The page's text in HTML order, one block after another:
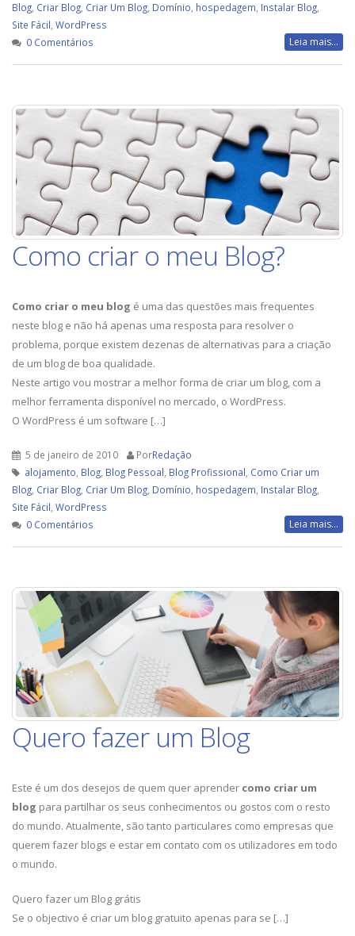
Blog, Criar Blog, Criar Um Blog, Domínio, hospedagem, Instalar Blog,
Site Fácil, WordPress
0 Comentários
Leia mais...
Como criar o meu Blog?
Como criar o meu blog é uma das questões mais frequentes
neste blog e não há apenas uma resposta para resolver o
problema, porque existem dezenas de alternativas para a criação
de um blog de boa qualidade.
Neste artigo vou mostrar a melhor forma de criar um blog, com a
melhor ferramenta disponível no mercado, o WordPress.
O WordPress é um software […]
5 de janeiro de 2010 PorRedação
alojamento Blog Blog Pessoal Blog Profissional Como Criar um
Blog Criar Blog Criar Um Blog Domínio hospedagem Instalar Blog
Site Fácil WordPress
0 Comentários
Leia mais...
Quero fazer um Blog
Este é um dos desejos de quem quer aprender como criar um
blog para partilhar os seus conhecimentos ou gostos com o resto
do mundo. Atualmente, são tanto particulares como empresas que
querem fazer blogs e estar em contato com os utilizadores em todo
o mundo.
Quero fazer um Blog grátis
Se o objectivo é criar um blog gratuito apenas para se […]